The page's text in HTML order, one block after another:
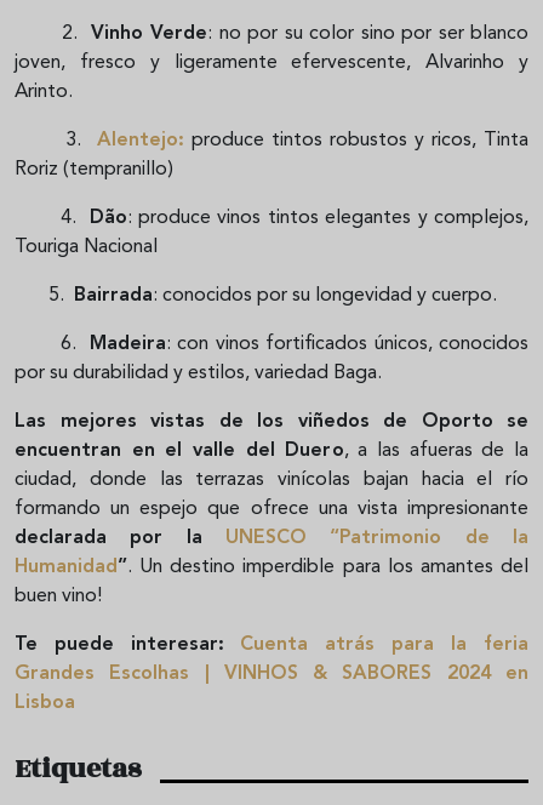
2. Vinho Verde: no por su color sino por ser blanco
joven, fresco y ligeramente efervescente, Alvarinho y
Arinto.
3. Alentejo: produce tintos robustos y ricos, Tinta
Roriz (tempranillo)
4. Dão: produce vinos tintos elegantes y complejos,
Touriga Nacional
5. Bairrada: conocidos por su longevidad y cuerpo.
6. Madeira: con vinos fortificados únicos, conocidos
por su durabilidad y estilos, variedad Baga.
Las mejores vistas de los viñedos de Oporto se
encuentran en el valle del Duero, a las afueras de la
ciudad, donde las terrazas vinícolas bajan hacia el río
formando un espejo que ofrece una vista impresionante
declarada por la UNESCO “Patrimonio de la
Humanidad”. Un destino imperdible para los amantes del
buen vino!
Te puede interesar:
Cuenta atrás para la feria
Grandes Escolhas | VINHOS & SABORES 2024 en
Lisboa
Etiquetas